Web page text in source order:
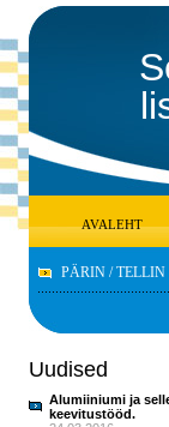
AVALEHT
PÄRIN / TELLIN
Uudised
Alumiiniumi ja
keevitustööd.